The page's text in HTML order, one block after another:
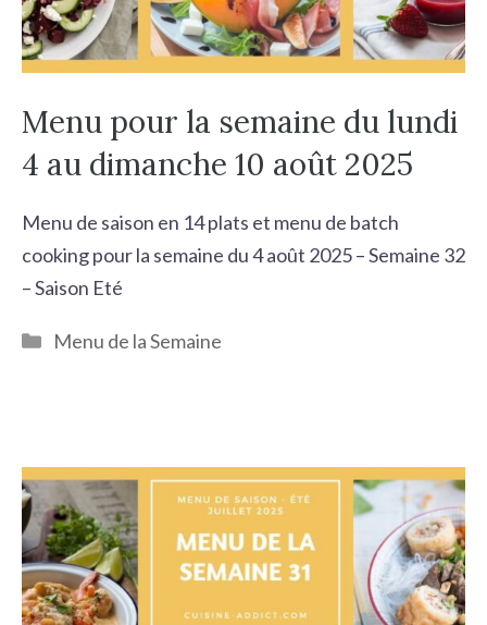
Menu pour la semaine du lundi
4 au dimanche 10 août 2025
Menu de saison en 14 plats et menu de batch
cooking pour la semaine du 4 août 2025 – Semaine 32
– Saison Eté
Catégories
Menu de la Semaine